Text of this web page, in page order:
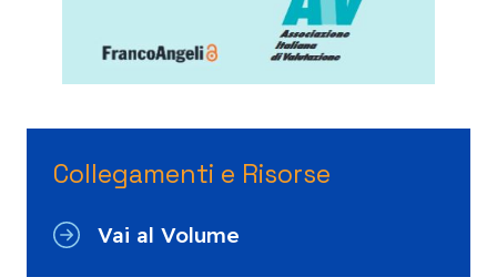
Collegamenti e Risorse
Vai al Volume